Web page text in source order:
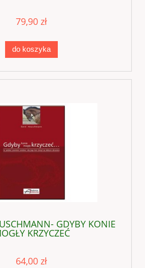
79,90 zł
do koszyka
GDYBY KONIE
KRZYCZEĆ
64,00 zł